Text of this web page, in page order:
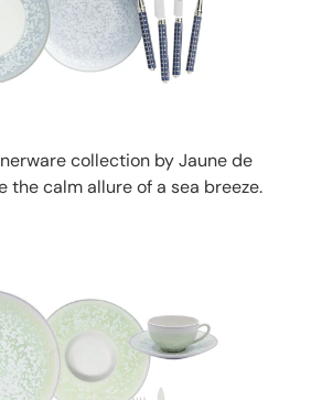
collection by Jaune de
the calm allure of a sea breeze.